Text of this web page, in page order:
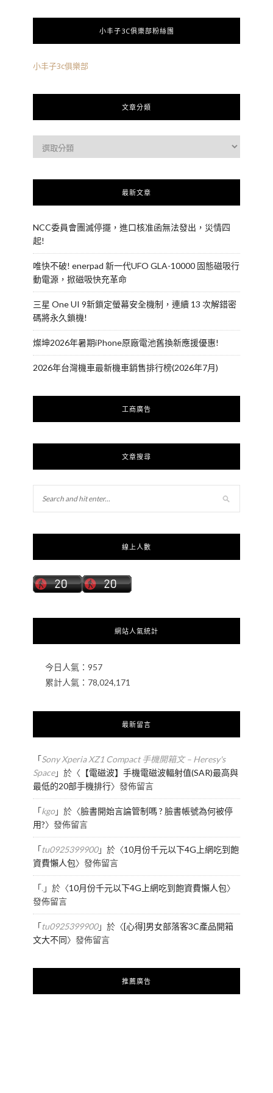
小丰子3C俱樂部粉絲團
小丰子3c俱樂部
文章分類
最新文章
NCC委員會團滅停擺，進口核准函無法發出，災情四
起!
唯快不破! enerpad 新一代UFO GLA-10000 固態磁吸行
動電源，掀磁吸快充革命
三星 One UI 9新鎖定螢幕安全機制，連續 13 次解錯密
碼將永久鎖機!
燦坤2026年暑期iPhone原廠電池舊換新應援優惠!
2026年台灣機車最新機車銷售排行榜(2026年7月)
工商廣告
文章搜尋
線上人數
網站人氣統計
今日人氣： 957
累計人氣： 78,024,171
最新留言
「Sony Xperia XZ1 Compact 手機開箱文 – Heresy's
Space」於〈 【電磁波】手機電磁波輻射值(SAR)最高與
最低的20部手機排行〉發佈留言
「kgo」於〈臉書開始言論管制嗎 ? 臉書帳號為何被停
用?〉發佈留言
「tu0925399900」於〈10月份千元以下4G上網吃到飽
資費懶人包〉發佈留言
「.」於〈10月份千元以下4G上網吃到飽資費懶人包〉
發佈留言
「tu0925399900」於〈[心得]男女部落客3C產品開箱
文大不同〉發佈留言
推薦廣告